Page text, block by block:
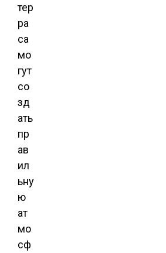
тер
ра
са
мо
гут
со
зд
ать
пр
ав
ил
ьну
ю
ат
мо
сф